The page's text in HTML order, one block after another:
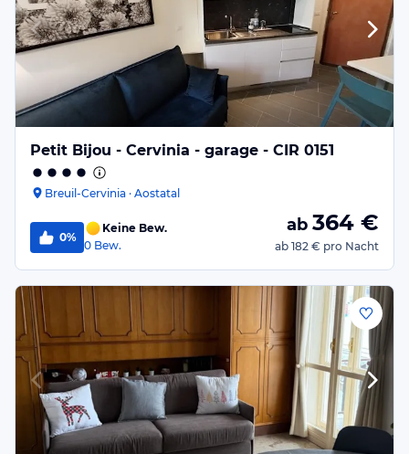
Petit Bijou - Cervinia - garage - CIR 0151
Breuil-Cervinia · Aostatal
0%
Keine Bew.
0 Bew.
ab 364 €
ab 182 € pro Nacht